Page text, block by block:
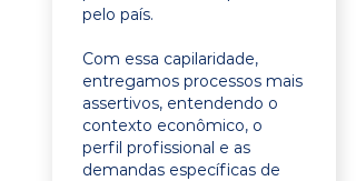
pelo país.
Com essa capilaridade,
entregamos processos mais
assertivos, entendendo o
contexto econômico, o
perfil profissional e as
demandas específicas de